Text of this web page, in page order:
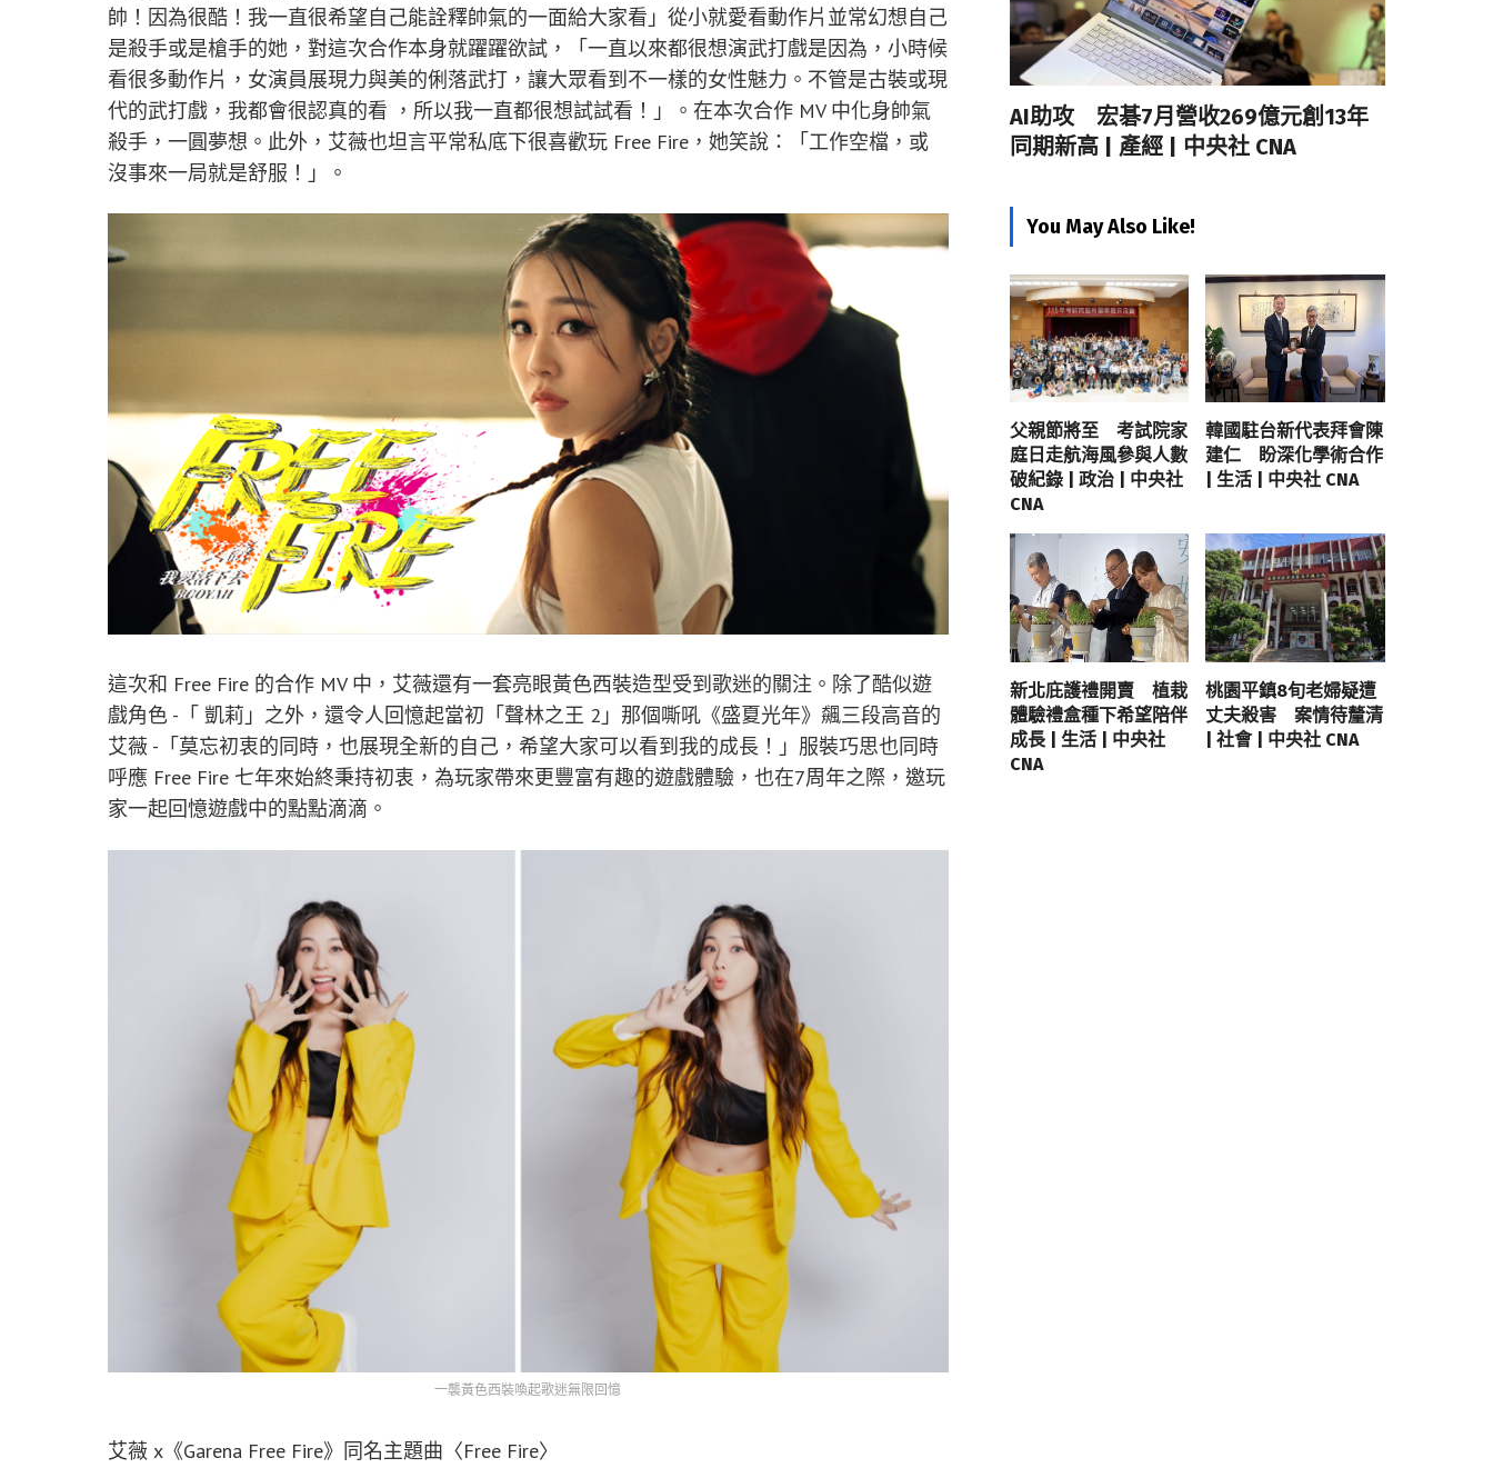
帥！因為很酷！我一直很希望自己能詮釋帥氣的一面給大家看」從小就愛看動作片並常幻想自己
是殺手或是槍手的她，對這次合作本身就躍躍欲試，「一直以來都很想演武打戲是因為，小時候
看很多動作片，女演員展現力與美的俐落武打，讓大眾看到不一樣的女性魅力。不管是古裝或現
代的武打戲，我都會很認真的看 ，所以我一直都很想試試看！」。在本次合作 MV 中化身帥氣
殺手，一圓夢想。此外，艾薇也坦言平常私底下很喜歡玩 Free Fire，她笑說：「工作空檔，或
沒事來一局就是舒服！」。
這次和 Free Fire 的合作 MV 中，艾薇還有一套亮眼黃色西裝造型受到歌迷的關注。除了酷似遊
戲角色 -「 凱莉」之外，還令人回憶起當初「聲林之王 2」那個嘶吼《盛夏光年》飆三段高音的
艾薇 -「莫忘初衷的同時，也展現全新的自己，希望大家可以看到我的成長！」服裝巧思也同時
呼應 Free Fire 七年來始終秉持初衷，為玩家帶來更豐富有趣的遊戲體驗，也在7周年之際，邀玩
家一起回憶遊戲中的點點滴滴。
一襲黃色西裝喚起歌迷無限回憶
艾薇 x《Garena Free Fire》同名主題曲〈Free Fire〉
AI助攻 宏碁7月營收269億元創13年
同期新高 | 產經 | 中央社 CNA
You May Also Like!
父親節將至 考試院家
庭日走航海風參與人數
破紀錄 | 政治 | 中央社
CNA
韓國駐台新代表拜會陳
建仁 盼深化學術合作
| 生活 | 中央社 CNA
新北庇護禮開賣 植栽
體驗禮盒種下希望陪伴
成長 | 生活 | 中央社
CNA
桃園平鎮8旬老婦疑遭
丈夫殺害 案情待釐清
| 社會 | 中央社 CNA